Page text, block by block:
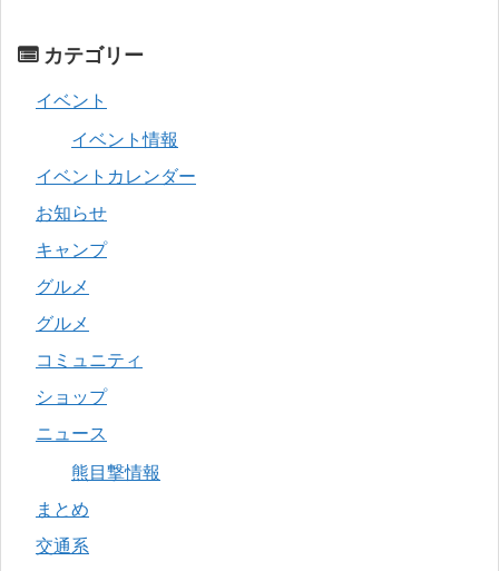
カテゴリー
イベント
イベント情報
イベントカレンダー
お知らせ
キャンプ
グルメ
グルメ
コミュニティ
ショップ
ニュース
熊目撃情報
まとめ
交通系